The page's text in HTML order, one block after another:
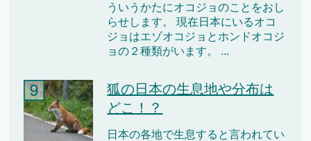
ういうかたにオコジョのことをおし
らせします。 現在日本にいるオコ
ジョはエゾオコジョとホンドオコジ
ョの２種類がいます。 ...
狐の日本の生息地や分布は
どこ！？
日本の各地で生息すると言われてい